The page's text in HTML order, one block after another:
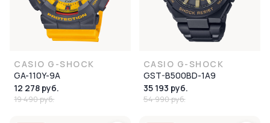
CASIO G-SHOCK
GA-110Y-9A
12 278 руб.
19 490 руб.
CASIO G-SHOCK
GST-B500BD-1A9
35 193 руб.
54 990 руб.